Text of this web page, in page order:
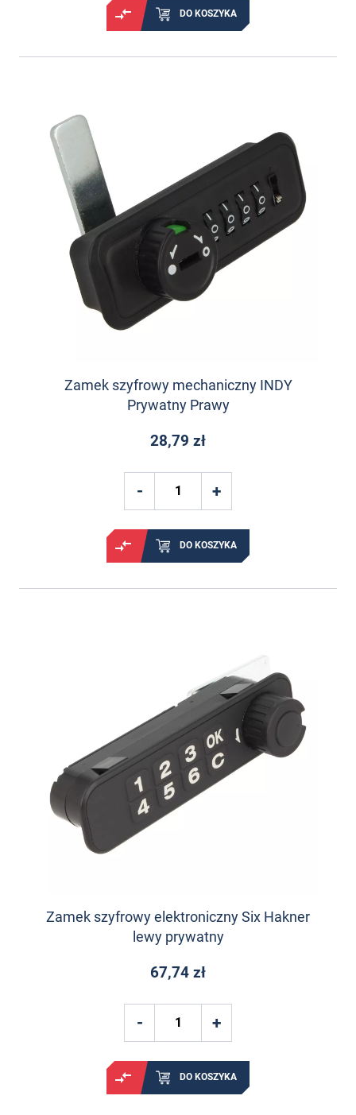
DO KOSZYKA
Zamek szyfrowy mechaniczny INDY
Prywatny Prawy
28,79 zł
DO KOSZYKA
Zamek szyfrowy elektroniczny Six Hakner
lewy prywatny
67,74 zł
DO KOSZYKA